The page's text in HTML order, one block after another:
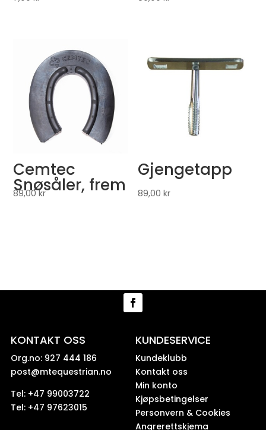
Cemtec
Snøsåler, frem
89,00kr
Gjengetapp
89,00kr
KONTAKT OSS
Org.no: 927 444 186
post@mtequestrian.no
Tel: +47 99003722
Tel: +47 97623015
KUNDESERVICE
Kundeklubb
Kontakt oss
Min konto
Kjøpsbetingelser
Personvern & Cookies
Angrerettskjema